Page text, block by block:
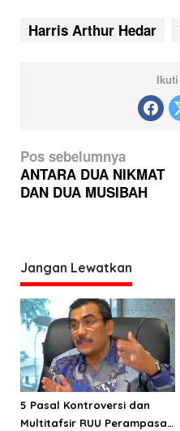
Harris Arthur Hedar
N
a
v
a
s
i
o
s
Pos sebelumnya
ANTARA DUA NIKMAT
DAN DUA MUSIBAH
Jangan Lewatkan
5 Pasal Kontroversi dan
Multitafsir RUU Perampasan